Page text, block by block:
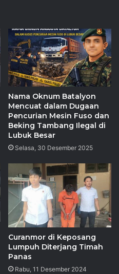
Nama Oknum Batalyon
Mencuat dalam Dugaan
Pencurian Mesin Fuso dan
Beking Tambang Ilegal di
Lubuk Besar
Selasa, 30 Desember 2025
Curanmor di Keposang
Lumpuh Diterjang Timah
Panas
Rabu, 11 Desember 2024